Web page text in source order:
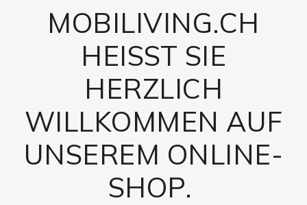
MOBILIVING.CH
HEISST SIE
HERZLICH
WILLKOMMEN AUF
UNSEREM ONLINE-
SHOP.